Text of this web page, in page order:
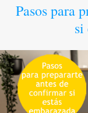
Pasos para
si